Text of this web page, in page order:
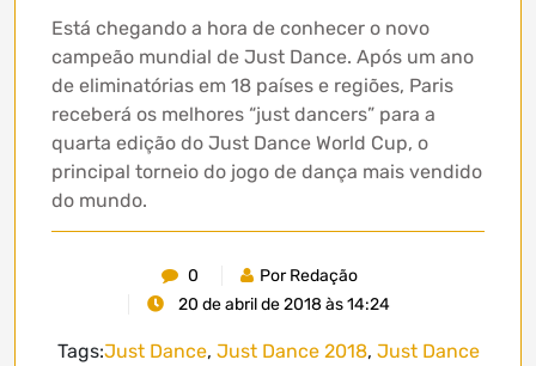
Está chegando a hora de conhecer o novo
campeão mundial de Just Dance. Após um ano
de eliminatórias em 18 países e regiões, Paris
receberá os melhores “just dancers” para a
quarta edição do Just Dance World Cup, o
principal torneio do jogo de dança mais vendido
do mundo.
0
Por Redação
20 de abril de 2018 às 14:24
Tags:Just Dance, Just Dance 2018, Just Dance